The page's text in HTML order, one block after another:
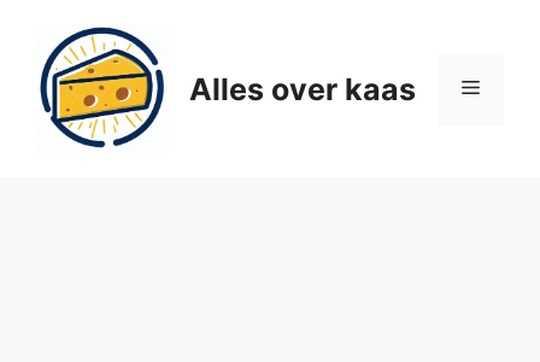
inhoud
Alles over kaas Menu